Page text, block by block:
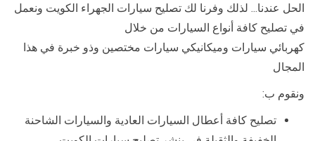
الحل عندنا… لذلك وفرنا لك تصليح سيارات الجهراء الكويت ونعمل
في تصليح كافة أنواع السيارات من خلال
كهربائي سيارات وميكانيكي سيارات مختصين وذو خبرة في هذا
المجال
ونقوم ب:
تصليح كافة أعطال السيارات العادية والسيارات الشاحنة